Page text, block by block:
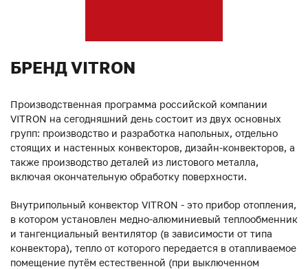
БРЕНД VITRON
Производственная программа российской компании
VITRON на сегодняшний день состоит из двух основных
групп: производство и разработка напольных, отдельно
стоящих и настенных конвекторов, дизайн-конвекторов, а
также производство деталей из листового металла,
включая окончательную обработку поверхности.
Внутрипольный конвектор VITRON - это прибор отопления,
в котором установлен медно-алюминиевый теплообменник
и тангенциальный вентилятор (в зависимости от типа
конвектора), тепло от которого передается в отапливаемое
помещение путём естественной (при выключенном